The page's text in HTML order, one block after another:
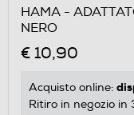
HAMA -
NERO
€ 10,90
Acquisto online:
Ritiro in negozio